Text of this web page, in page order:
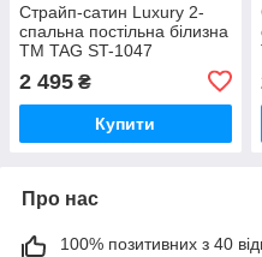
Страйп-сатин Luxury 2-
спальна постільна білизна
ТМ TAG ST-1047
2 495 ₴
Купити
Про нас
100% позитивних з 40